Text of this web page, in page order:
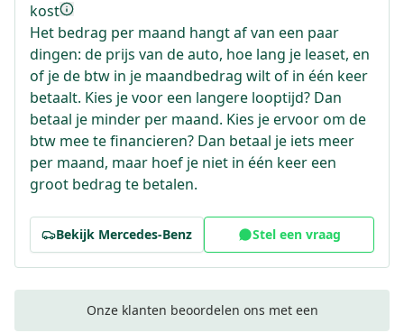
kost
Het bedrag per maand hangt af van een paar
dingen: de prijs van de auto, hoe lang je leaset, en
of je de btw in je maandbedrag wilt of in één keer
betaalt. Kies je voor een langere looptijd? Dan
betaal je minder per maand. Kies je ervoor om de
btw mee te financieren? Dan betaal je iets meer
per maand, maar hoef je niet in één keer een
groot bedrag te betalen.
Bekijk Mercedes-Benz Stel een vraag
Onze klanten beoordelen ons met een